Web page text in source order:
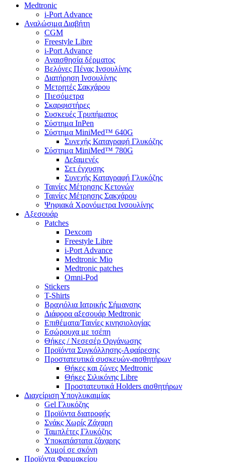
Medtronic
i-Port Advance
Αναλώσιμα Διαβήτη
CGM
Freestyle Libre
i-Port Advance
Αναισθησία δέρματος
Βελόνες Πένας Ινσουλίνης
Διατήρηση Ινσουλίνης
Μετρητές Σακχάρου
Πιεσόμετρα
Σκαρφιστήρες
Συσκευές Τρυπήματος
Σύστημα InPen
Σύστημα MiniMed™ 640G
Συνεχής Καταγραφή Γλυκόζης
Σύστημα MiniMed™ 780G
Δεξαμενές
Σετ έγχυσης
Συνεχής Καταγραφή Γλυκόζης
Ταινίες Μέτρησης Κετονών
Ταινίες Μέτρησης Σακχάρου
Ψηφιακά Χρονόμετρα Ινσουλίνης
Αξεσουάρ
Patches
Dexcom
Freestyle Libre
i-Port Advance
Medtronic Mio
Medtronic patches
Omni-Pod
Stickers
T-Shirts
Βραχιόλια Ιατρικής Σήμανσης
Διάφορα αξεσουάρ Medtronic
Επιθέματα/Ταινίες κινησιολογίας
Εσώρουχα με τσέπη
Θήκες / Νεσεσέρ Οργάνωσης
Προϊόντα Συγκόλλησης-Αφαίρεσης
Προστατευτικά συσκευών-αισθητήρων
Θήκες και ζώνες Medtronic
Θήκες Σιλικόνης Libre
Προστατευτικά Holders αισθητήρων
Διαχείριση Υπογλυκαιμίας
Gel Γλυκόζης
Προϊόντα διατροφής
Σνάκς Χωρίς Ζάχαρη
Ταμπλέτες Γλυκόζης
Υποκατάστατα ζάχαρης
Χυμοί σε σκόνη
Προϊόντα Φαρμακείου